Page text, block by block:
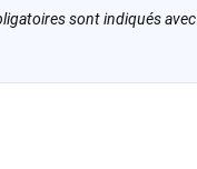
sont indiqués avec